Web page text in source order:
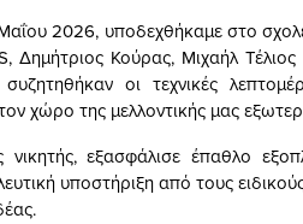
2026, υποδεχθήκαμε στο
Δημήτριος Κούρας, Μιχαήλ
συζητηθήκαν οι τεχνικές
χώρο της μελλοντικής μας
εξασφάλισε έπαθλο
υποστήριξη από τους